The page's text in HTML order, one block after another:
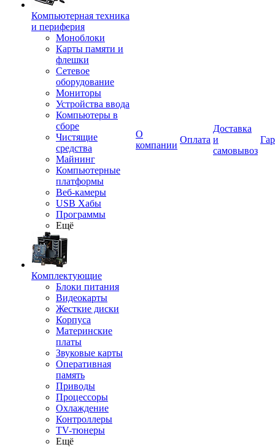
Компьютерная техника
и периферия
Моноблоки
Карты памяти и
флешки
Сетевое
оборудование
Мониторы
Устройства ввода
Компьютеры в
сборе
Чистящие
средства
Майнинг
Компьютерные
платформы
Веб-камеры
USB Хабы
Программы
Ещё
Комплектующие
Блоки питания
Видеокарты
Жесткие диски
Корпуса
Материнские
платы
Звуковые карты
Оперативная
память
Приводы
Процессоры
Охлаждение
Контроллеры
TV-тюнеры
Ещё
О
компании
Оплата
Доставка
и
самовывоз